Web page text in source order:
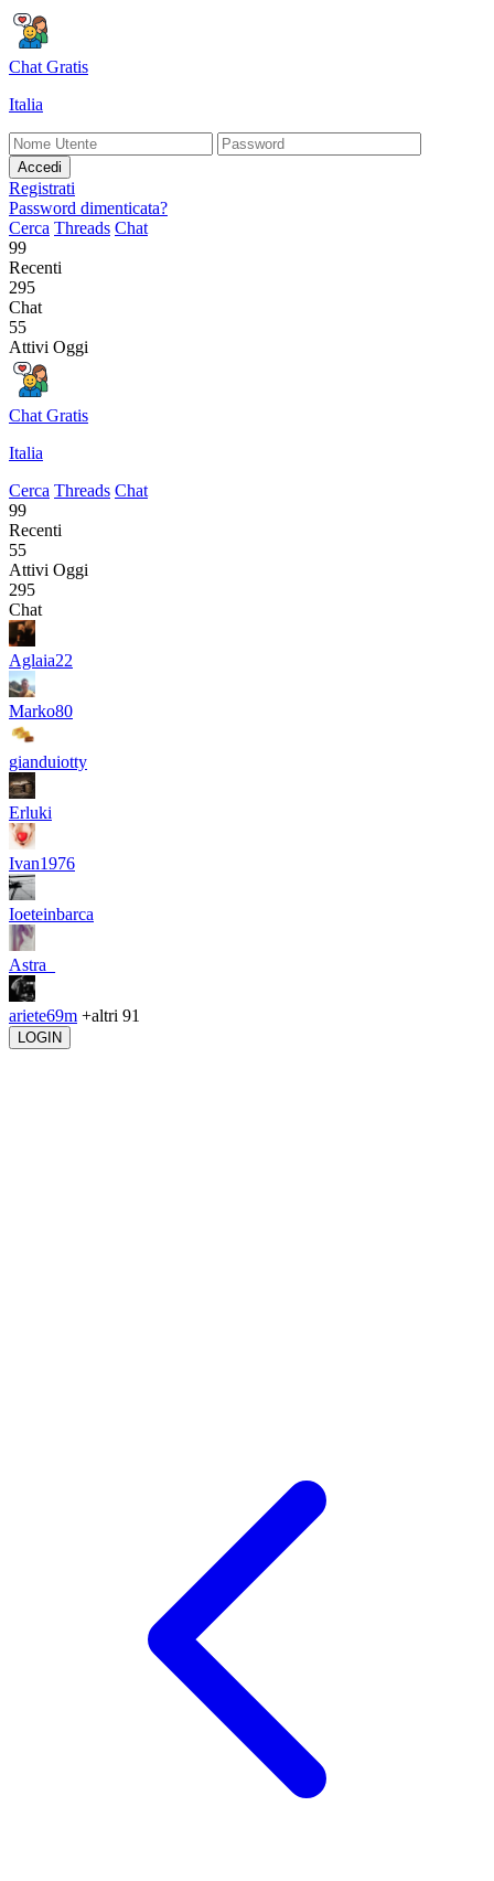
Chat Gratis
Italia
Accedi
Registrati
Password dimenticata?
Cerca Threads Chat
99
Recenti
295
Chat
55
Attivi Oggi
Chat Gratis
Italia
Cerca Threads Chat
99
Recenti
55
Attivi Oggi
295
Chat
Aglaia22
Marko80
gianduiotty
Erluki
Ivan1976
Ioeteinbarca
Astra_
ariete69m +altri 91
LOGIN